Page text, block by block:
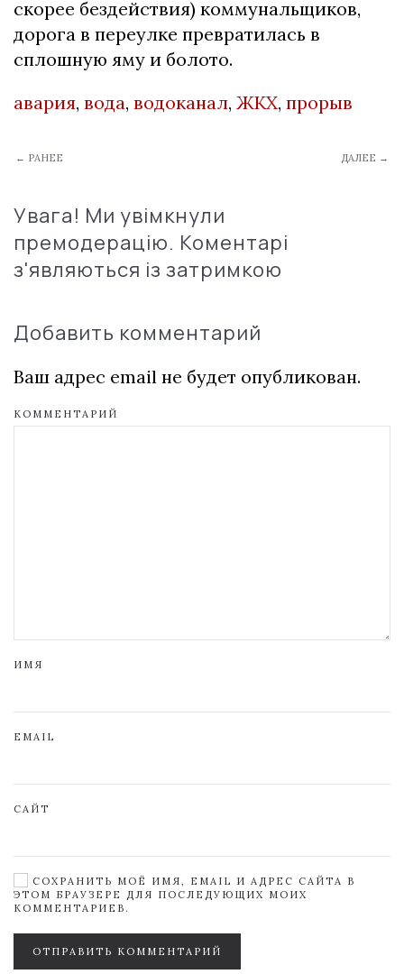
скорее бездействия) коммунальщиков,
дорога в переулке превратилась в
сплошную яму и болото.
авария, вода, водоканал, ЖКХ, прорыв
← РАНЕЕ ДАЛЕЕ →
Увага! Ми увімкнули
премодерацію. Коментарі
з'являються із затримкою
Добавить комментарий
Ваш адрес email не будет опубликован.
КОММЕНТАРИЙ
ИМЯ
EMAIL
САЙТ
СОХРАНИТЬ МОЁ ИМЯ, EMAIL И АДРЕС САЙТА В
ЭТОМ БРАУЗЕРЕ ДЛЯ ПОСЛЕДУЮЩИХ МОИХ
КОММЕНТАРИЕВ.
ОТПРАВИТЬ КОММЕНТАРИЙ